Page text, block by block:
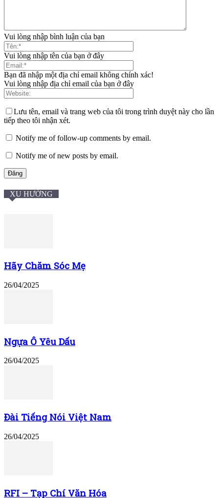
Vui lòng nhập bình luận của bạn
Vui lòng nhập tên của bạn ở đây
Bạn đã nhập một địa chỉ email không chính xác!
Vui lòng nhập địa chỉ email của bạn ở đây
Lưu tên, email và trang web của tôi trong trình duyệt này cho lần
tiếp theo tôi nhận xét.
Notify me of follow-up comments by email.
Notify me of new posts by email.
XU HƯỚNG
Hãy Chăm Sóc Mẹ
26/04/2025
Ngựa Ô Yêu Dấu
26/04/2025
Đài Tiếng Nói Việt Nam
26/04/2025
RFI – Tạp Chí Văn Hóa